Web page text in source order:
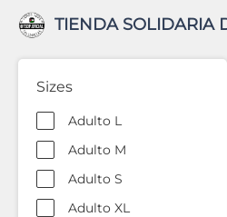
TIENDA SOLIDARIA
Sizes
Adulto L
Adulto M
Adulto S
Adulto XL